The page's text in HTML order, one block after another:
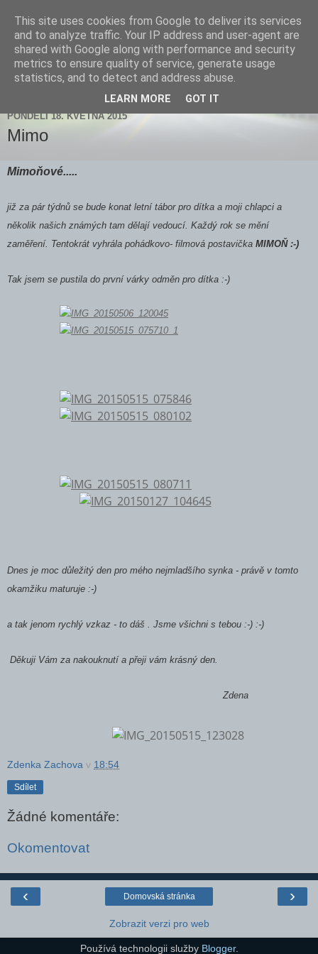
Zdenička
PONDĚLÍ 18. KVĚTNA 2015
Mimo
Mimoňové.....
již za pár týdnů se bude konat letní tábor pro dítka a moji chlapci a
několik našich známých tam dělají vedoucí. Každý rok se mění
zaměření. Tentokrát vyhrála pohádkovo- filmová postavička MIMOŇ :-)
Tak jsem se pustila do první várky odměn pro dítka :-)
Dnes je moc důležitý den pro mého nejmladšího synka - právě v tomto
okamžiku maturuje :-)
a tak jenom rychlý vzkaz - to dáš . Jsme všichni s tebou :-) :-)
Děkuji Vám za nakouknutí a přeji vám krásný den.
Zdena
Zdenka Zachova v 18:54
Sdílet
Žádné komentáře:
Okomentovat
‹ ›
Domovská stránka
Zobrazit verzi pro web
Používá technologii služby Blogger.
This site uses cookies from Google to deliver its services
and to analyze traffic. Your IP address and user-agent are
shared with Google along with performance and security
metrics to ensure quality of service, generate usage
statistics, and to detect and address abuse.
LEARN MORE GOT IT